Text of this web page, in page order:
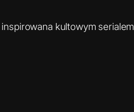
kultowym serialem